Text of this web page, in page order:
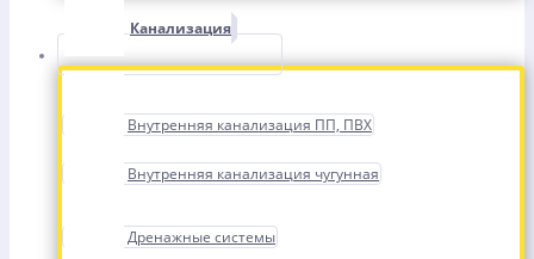
Канализация
Внутренняя канализация ПП, ПВХ
Внутренняя канализация чугунная
Дренажные системы